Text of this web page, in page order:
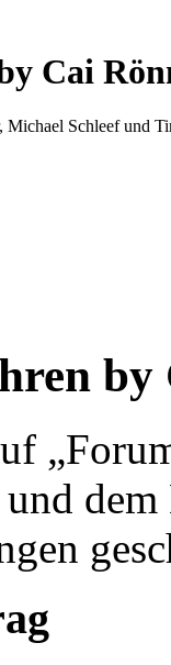
Cai
Michael Schleef und